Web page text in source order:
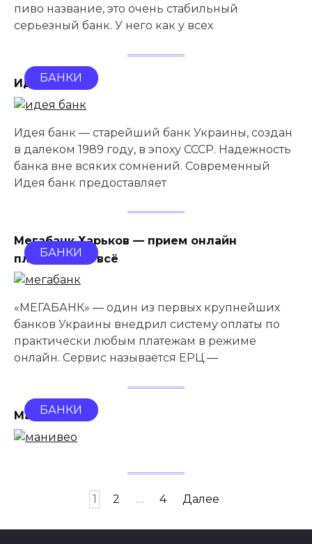
пиво название, это очень стабильный
серьезный банк. У него как у всех
Идея банк
БАНКИ
Идея банк — старейший банк Украины, создан
в далеком 1989 году, в эпоху СССР. Надежность
банка вне всяких сомнений. Современный
Идея банк предоставляет
Мегабанк Харьков — прием онлайн
платежей за всё
БАНКИ
«МЕГАБАНК» — один из первых крупнейших
банков Украины внедрил систему оплаты по
практически любым платежам в режиме
онлайн. Сервис называется ЕРЦ —
Манивео
БАНКИ
1 2 … 4 Далее